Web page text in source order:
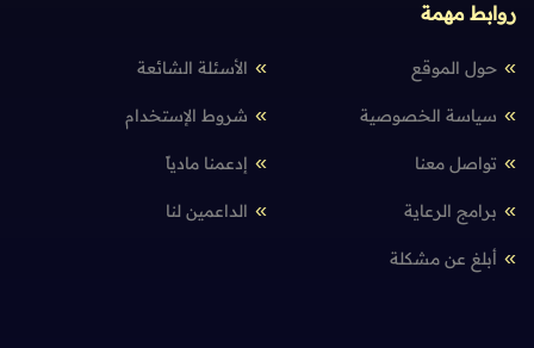
روابط مهمة
حول الموقع الأسئلة الشائعة
سياسة الخصوصية شروط الإستخدام
تواصل معنا إدعمنا مادياً
برامج الرعاية الداعمين لنا
أبلغ عن مشكلة